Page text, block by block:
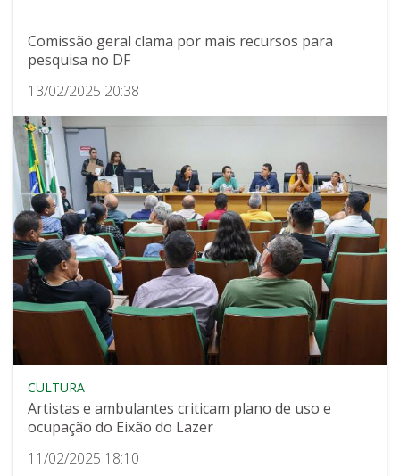
Comissão geral clama por mais recursos para
pesquisa no DF
13/02/2025 20:38
CULTURA
Artistas e ambulantes criticam plano de uso e
ocupação do Eixão do Lazer
11/02/2025 18:10